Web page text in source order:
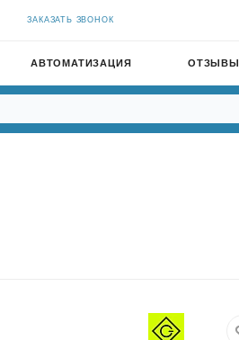
ЗАКАЗАТЬ ЗВОНОК
АВТОМАТИЗАЦИЯ ОТЗЫВЫ